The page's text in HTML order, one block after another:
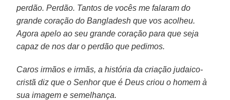
perdão. Perdão. Tantos de vocês me falaram do
grande coração do Bangladesh que vos acolheu.
Agora apelo ao seu grande coração para que seja
capaz de nos dar o perdão que pedimos.
Caros irmãos e irmãs, a história da criação judaico-
cristã diz que o Senhor que é Deus criou o homem à
sua imagem e semelhança.